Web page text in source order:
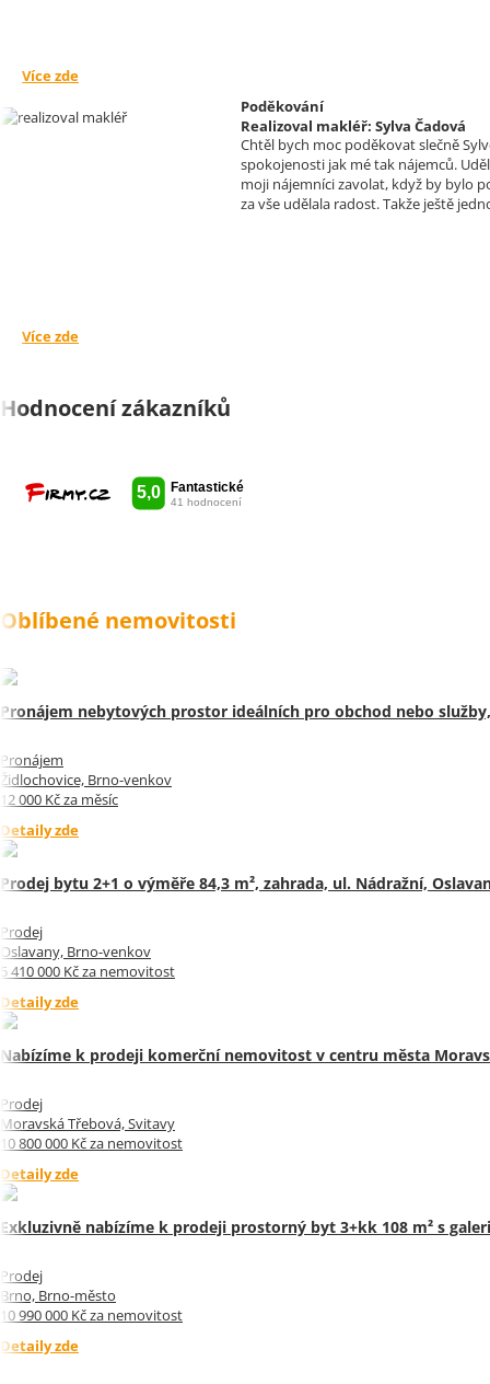
Více zde
Poděkování
Realizoval makléř: Sylva Čadová
Chtěl bych moc poděkovat slečně
spokojenosti jak mé tak nájemců.
moji nájemníci zavolat, když by bylo
za vše udělala radost. Takže ještě
Více zde
Hodnocení zákazníků
Oblíbené nemovitosti
Pronájem nebytových prostor ideálních pro obchod nebo
Pronájem
Židlochovice, Brno-venkov
12 000 Kč za měsíc
Detaily zde
Prodej bytu 2+1 o výměře 84,3 m², zahrada, ul. Nádražní,
Prodej
Oslavany, Brno-venkov
5 410 000 Kč za nemovitost
Detaily zde
Nabízíme k prodeji komerční nemovitost v centru města
Prodej
Moravská Třebová, Svitavy
10 800 000 Kč za nemovitost
Detaily zde
Exkluzivně nabízíme k prodeji prostorný byt 3+kk 108 m² s
Prodej
Brno, Brno-město
10 990 000 Kč za nemovitost
Detaily zde